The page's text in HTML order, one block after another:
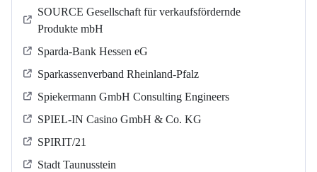
SOURCE Gesellschaft für verkaufsfördernde
Produkte mbH
Sparda-Bank Hessen eG
Sparkassenverband Rheinland-Pfalz
Spiekermann GmbH Consulting Engineers
SPIEL-IN Casino GmbH & Co. KG
SPIRIT/21
Stadt Taunusstein